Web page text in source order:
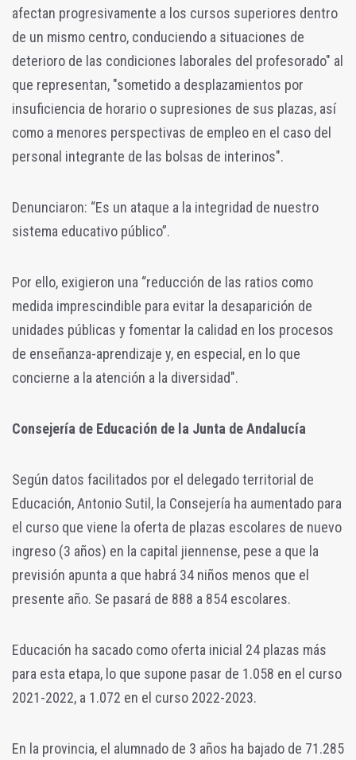
afectan progresivamente a los cursos superiores dentro
de un mismo centro, conduciendo a situaciones de
deterioro de las condiciones laborales del profesorado" al
que representan, "sometido a desplazamientos por
insuficiencia de horario o supresiones de sus plazas, así
como a menores perspectivas de empleo en el caso del
personal integrante de las bolsas de interinos".
Denunciaron: “Es un ataque a la integridad de nuestro
sistema educativo público”.
Por ello, exigieron una “reducción de las ratios como
medida imprescindible para evitar la desaparición de
unidades públicas y fomentar la calidad en los procesos
de enseñanza-aprendizaje y, en especial, en lo que
concierne a la atención a la diversidad".
Consejería de Educación de la Junta de Andalucía
Según datos facilitados por el delegado territorial de
Educación, Antonio Sutil, la Consejería ha aumentado para
el curso que viene la oferta de plazas escolares de nuevo
ingreso (3 años) en la capital jiennense, pese a que la
previsión apunta a que habrá 34 niños menos que el
presente año. Se pasará de 888 a 854 escolares.
Educación ha sacado como oferta inicial 24 plazas más
para esta etapa, lo que supone pasar de 1.058 en el curso
2021-2022, a 1.072 en el curso 2022-2023.
En la provincia, el alumnado de 3 años ha bajado de 71.285